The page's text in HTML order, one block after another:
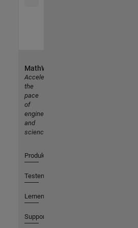
MathWorks
Accelerating
the
pace
of
engineering
and
science
Produkte
Testen oder Kaufen
Lernen
Support